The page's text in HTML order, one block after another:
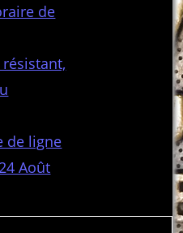
de
résistant,
de ligne
Août